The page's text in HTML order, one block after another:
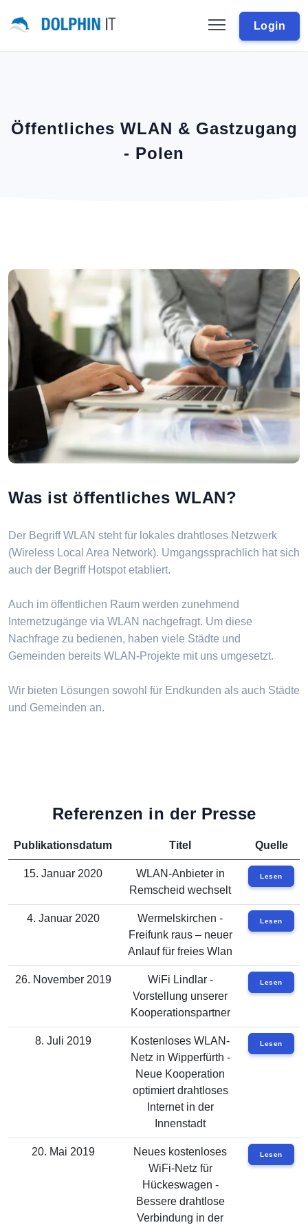
Login
Öffentliches WLAN & Gastzugang
- Polen
Was ist öffentliches WLAN?
Der Begriff WLAN steht für lokales drahtloses Netzwerk
(Wireless Local Area Network). Umgangssprachlich hat sich
auch der Begriff Hotspot etabliert.
Auch im öffentlichen Raum werden zunehmend
Internetzugänge via WLAN nachgefragt. Um diese
Nachfrage zu bedienen, haben viele Städte und
Gemeinden bereits WLAN-Projekte mit uns umgesetzt.
Wir bieten Lösungen sowohl für Endkunden als auch Städte
und Gemeinden an.
Referenzen in der Presse
Publikationsdatum Titel Quelle
15. Januar 2020
WLAN-Anbieter in
Remscheid wechselt
Lesen
4. Januar 2020
Wermelskirchen -
Freifunk raus – neuer
Anlauf für freies Wlan
Lesen
26. November 2019
WiFi Lindlar -
Vorstellung unserer
Kooperationspartner
Lesen
8. Juli 2019
Kostenloses WLAN-
Netz in Wipperfürth -
Neue Kooperation
optimiert drahtloses
Internet in der
Innenstadt
Lesen
20. Mai 2019
Neues kostenloses
WiFi-Netz für
Hückeswagen -
Bessere drahtlose
Verbindung in der
Lesen